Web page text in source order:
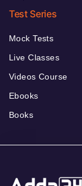
Test Series
Mock Tests
Live Classes
Videos Course
Ebooks
Books